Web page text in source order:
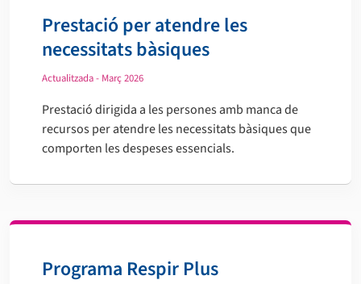
Prestació per atendre les
necessitats bàsiques
Actualitzada - Març 2026
Prestació dirigida a les persones amb manca de
recursos per atendre les necessitats bàsiques que
comporten les despeses essencials.
Programa Respir Plus